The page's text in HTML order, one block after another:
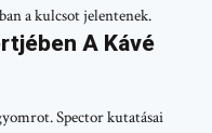
a kulcsot jelentenek.
A Kávé
Spector kutatásai